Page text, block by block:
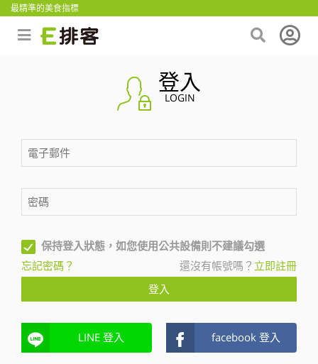
最精準的美食指標
登入
LOGIN
保持登入狀態，如您使用公共設備則不建議勾選
忘記密碼？
還沒有帳號嗎？ 立即註冊
登入
LINE 登入 facebook 登入